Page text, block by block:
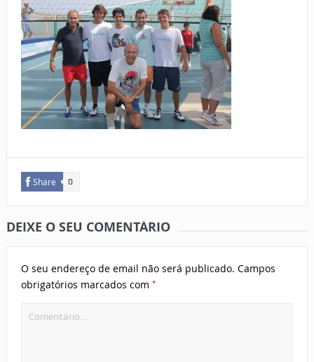
Share 0
DEIXE O SEU COMENTÁRIO
O seu endereço de email não será publicado. Campos
obrigatórios marcados com *